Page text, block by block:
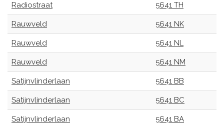
Radiostraat 5641 TH
Rauwveld 5641 NK
Rauwveld 5641 NL
Rauwveld 5641 NM
Satijnvlinderlaan 5641 BB
Satijnvlinderlaan 5641 BC
Satijnvlinderlaan 5641 BA